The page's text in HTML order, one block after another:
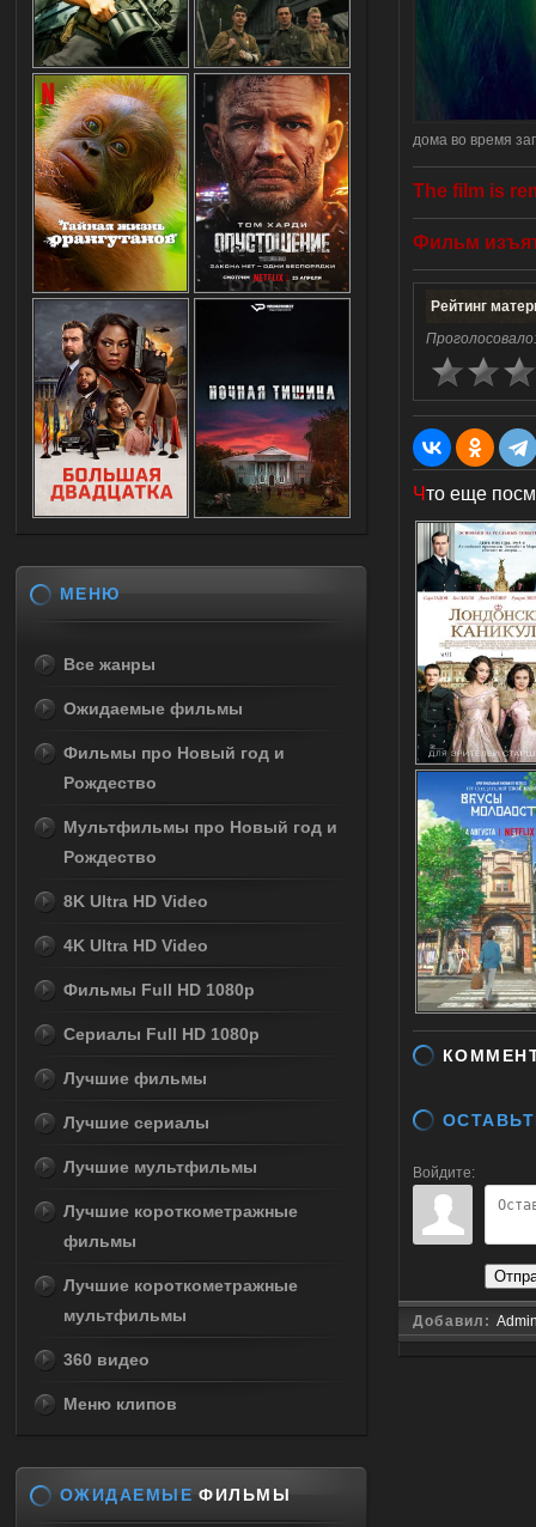
дома во время
The film is
Фильм
Рейтинг
Что еще
Войдите:
Добавил:
МЕНЮ
Все жанры
Ожидаемые фильмы
Фильмы про Новый год и
Рождество
Мультфильмы про Новый год и
Рождество
8K Ultra HD Video
4K Ultra HD Video
Фильмы Full HD 1080p
Сериалы Full HD 1080p
Лучшие фильмы
Лучшие сериалы
Лучшие мультфильмы
Лучшие короткометражные
фильмы
Лучшие короткометражные
мультфильмы
360 видео
Меню клипов
ОЖИДАЕМЫЕ ФИЛЬМЫ